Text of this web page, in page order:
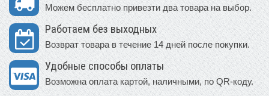
Можем бесплатно привезти два товара на выбор.
Работаем без выходных
Возврат товара в течение 14 дней после покупки.
Удобные способы оплаты
Возможна оплата картой, наличными, по QR-коду.